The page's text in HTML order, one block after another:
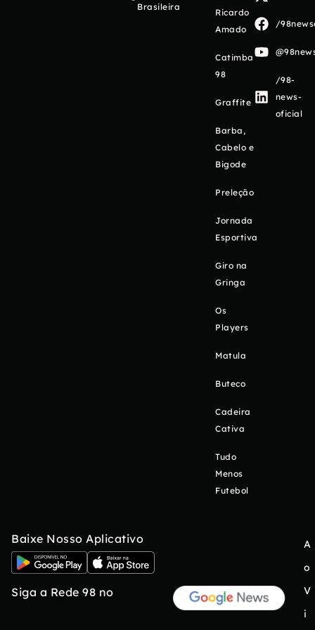
Brasileira
Ricardo
Amado
Catimba
98
Graffite
Barba,
Cabelo e
Bigode
Preleção
Jornada
Esportiva
Giro na
Gringa
Os
Players
Matula
Buteco
Cadeira
Cativa
Tudo
Menos
Futebol
/
/98-
news-
oficial
Baixe Nosso Aplicativo
Siga a Rede 98 no
A
o
V
i